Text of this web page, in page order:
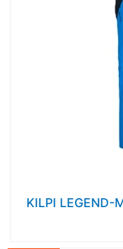
KILPI